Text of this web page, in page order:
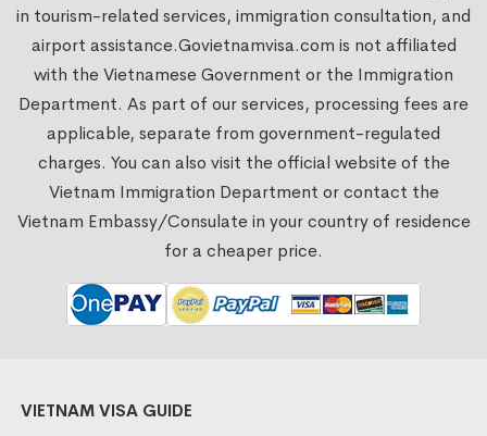
in tourism-related services, immigration consultation, and
airport assistance.Govietnamvisa.com is not affiliated
with the Vietnamese Government or the Immigration
Department. As part of our services, processing fees are
applicable, separate from government-regulated
charges. You can also visit the official website of the
Vietnam Immigration Department or contact the
Vietnam Embassy/Consulate in your country of residence
for a cheaper price.
VIETNAM VISA GUIDE